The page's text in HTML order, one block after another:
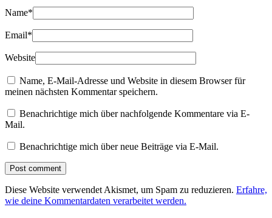
Name*
Email*
Website
Name, E-Mail-Adresse und Website in diesem Browser für
meinen nächsten Kommentar speichern.
Benachrichtige mich über nachfolgende Kommentare via E-
Mail.
Benachrichtige mich über neue Beiträge via E-Mail.
Diese Website verwendet Akismet, um Spam zu reduzieren. Erfahre,
wie deine Kommentardaten verarbeitet werden.